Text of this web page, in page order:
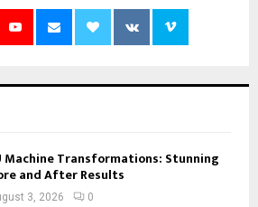
Machine Transformations: Stunning
and After Results
3, 2026 0